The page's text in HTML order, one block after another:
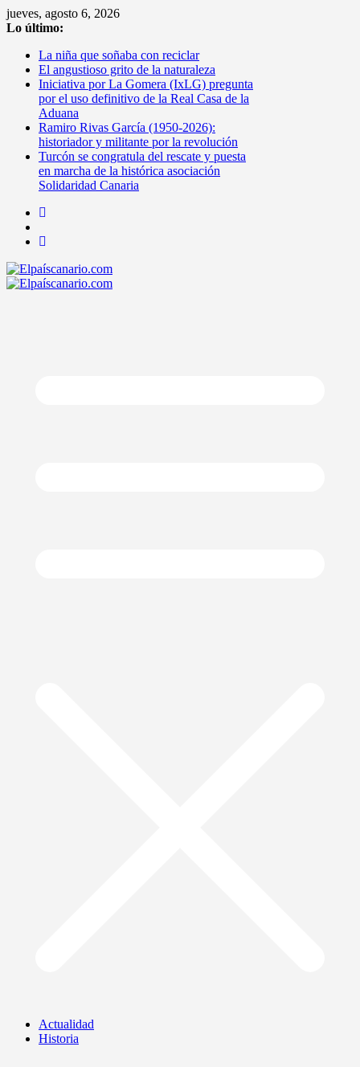
Saltar
al
jueves, agosto 6, 2026
Lo último:
La niña que soñaba con reciclar
El angustioso grito de la naturaleza
Iniciativa por La Gomera (IxLG) pregunta
por el uso definitivo de la Real Casa de la
Aduana
Ramiro Rivas García (1950-2026):
historiador y militante por la revolución
Turcón se congratula del rescate y puesta
en marcha de la histórica asociación
Solidaridad Canaria
Actualidad
Historia